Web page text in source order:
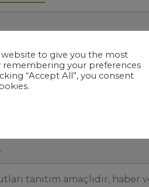
tanıtım amaçlıdır,
to give you the most
remembering your preferences
“Accept All”, you consent